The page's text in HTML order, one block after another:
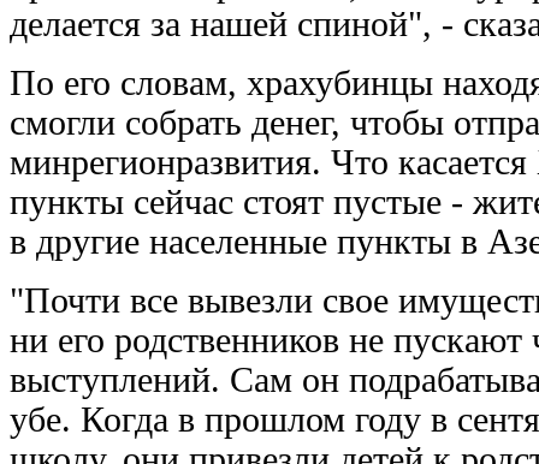
делается за нашей спиной", -
По его словам, храхубинцы
смогли собрать денег, чтобы
минрегионразвития. Что
пункты сейчас стоят пустые -
в другие населенные пункты в
"Почти все вывезли свое
ни его родственников не пускают
выступлений. Сам он
убе. Когда в прошлом году в